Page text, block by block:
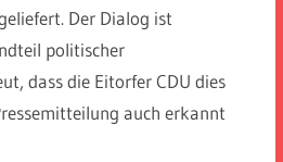
Der Dialog ist
politischer
dass die Eitorfer CDU dies
auch erkannt